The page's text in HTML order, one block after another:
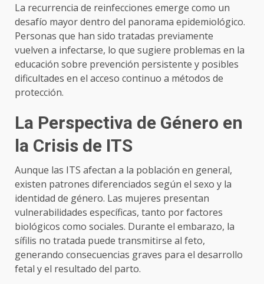
La recurrencia de reinfecciones emerge como un
desafío mayor dentro del panorama epidemiológico.
Personas que han sido tratadas previamente
vuelven a infectarse, lo que sugiere problemas en la
educación sobre prevención persistente y posibles
dificultades en el acceso continuo a métodos de
protección.
La Perspectiva de Género en
la Crisis de ITS
Aunque las ITS afectan a la población en general,
existen patrones diferenciados según el sexo y la
identidad de género. Las mujeres presentan
vulnerabilidades específicas, tanto por factores
biológicos como sociales. Durante el embarazo, la
sífilis no tratada puede transmitirse al feto,
generando consecuencias graves para el desarrollo
fetal y el resultado del parto.